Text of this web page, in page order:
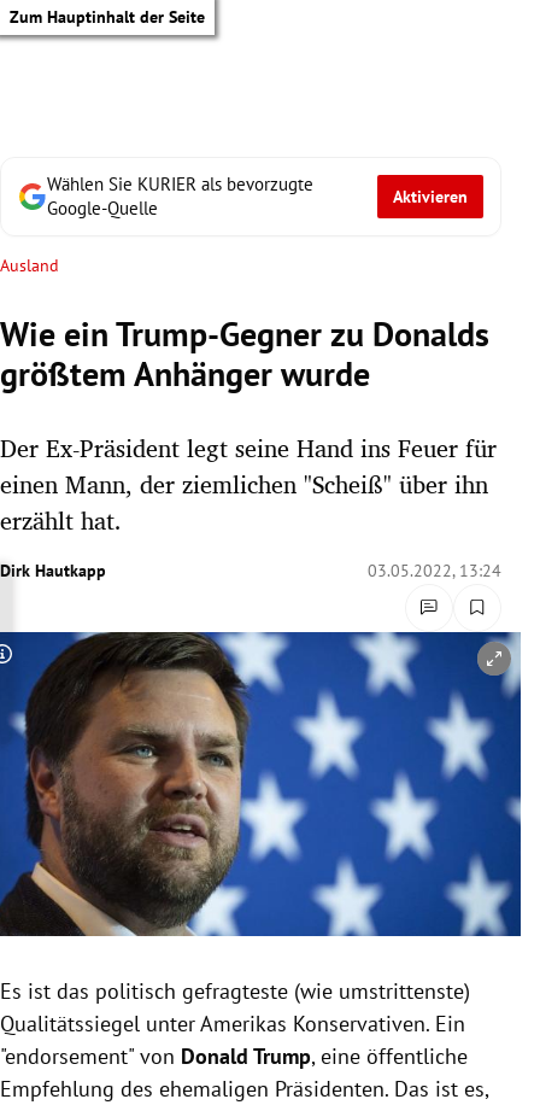
Zum Hauptinhalt der Seite
Untermenü
Untermenü
Untermenü
Untermenü
Untermenü
Untermenü
Untermenü
Untermenü
Wählen Sie KURIER als bevorzugte
Google-Quelle
Aktivieren
Ausland
Wie ein Trump-Gegner zu Donalds
größtem Anhänger wurde
Der Ex-Präsident legt seine Hand ins Feuer für
einen Mann, der ziemlichen "Scheiß" über ihn
erzählt hat.
Dirk Hautkapp 03.05.2022, 13:24
Copyright-Hinweis öffnen/schließen
Es ist das politisch gefragteste (wie umstrittenste)
Qualitätssiegel unter Amerikas Konservativen. Ein
"endorsement" von Donald Trump, eine öffentliche
Empfehlung des ehemaligen Präsidenten. Das ist es,